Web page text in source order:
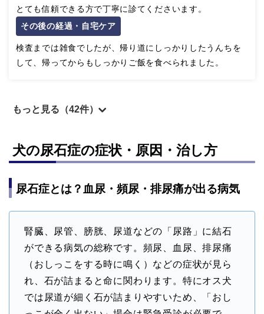
とても信頼できる方で丁寧に診てくださいます。
その後の経過・自宅ケア
検査までは雑食でしたが、帰り道にしっかりしたうんちを
して、帰ってからもしっかりご飯を食べられました。
もっと見る（42件）
犬の尿石症の症状・原因・治し方
尿石症とは？血尿・頻尿・排尿痛が出る病気
腎臓、尿管、膀胱、尿道などの「尿路」に結石
ができる病気の総称です。頻尿、血尿、排尿痛
（おしっこをする時に鳴く）などの症状が見ら
れ、石が詰まると命に関わります。特にオス犬
では尿道が細く石が詰まりやすいため、「おし